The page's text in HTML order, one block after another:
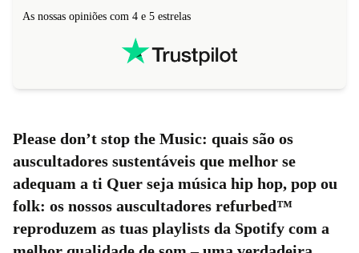
As nossas opiniões com 4 e 5 estrelas
Please don’t stop the Music: quais são os
auscultadores sustentáveis que melhor se
adequam a ti Quer seja música hip hop, pop ou
folk: os nossos auscultadores refurbed™
reproduzem as tuas playlists da Spotify com a